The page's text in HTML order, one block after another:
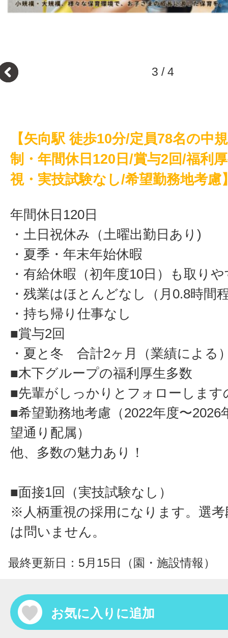
3 /4
【矢向駅 徒歩10分/定員78名の中
制・年間休日120日/賞与2回/福利
視・実技試験なし/希望勤務地考慮
年間休日120日
・土日祝休み（土曜出勤日あり)
・夏季・年末年始休暇
・有給休暇（初年度10日）も取り
・残業はほとんどなし（月0.8時間
・持ち帰り仕事なし
■賞与2回
・夏と冬 合計2ヶ月（業績による
■木下グループの福利厚生多数
■先輩がしっかりとフォローします
■希望勤務地考慮（2022年度〜2026
望通り配属）
他、多数の魅力あり！
■面接1回（実技試験なし）
※人柄重視の採用になります。選
は問いません。
最終更新日：5月15日（園・施設情報）
お気に入りに追加